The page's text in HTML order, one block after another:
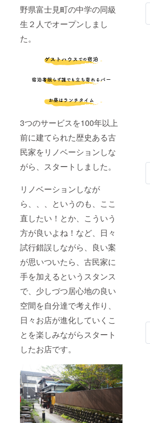
野県富士見町の中学の同級
生２人でオープンしまし
た。
3つのサービスを100年以上
前に建てられた歴史ある古
民家をリノベーションしな
がら、スタートしました。
リノベーションしなが
ら、、、というのも、ここ
直したい！とか、こういう
方が良いよね！など、日々
試行錯誤しながら、良い案
が思いついたら、古民家に
手を加えるというスタンス
で、少しづつ居心地の良い
空間を自分達で考え作り、
日々お店が進化していくこ
とを楽しみながらスタート
したお店です。